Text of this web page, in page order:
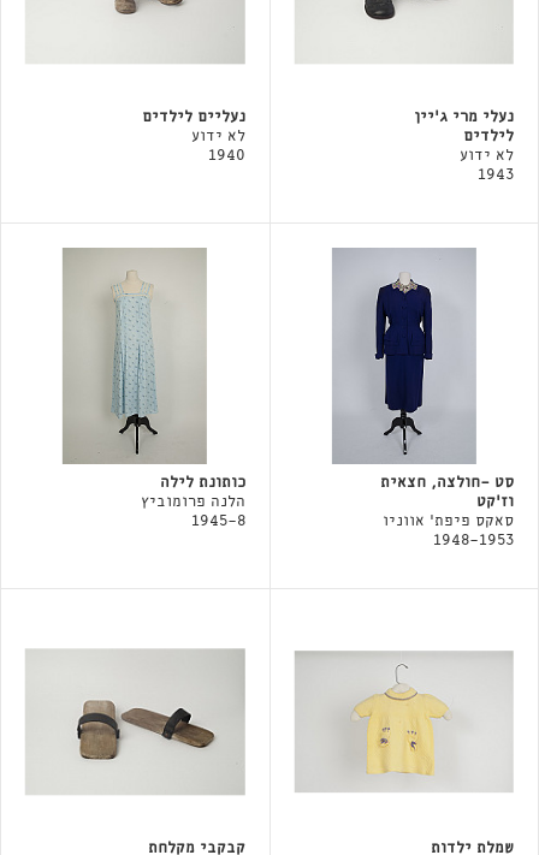
נעלי מרי ג'יין
לילדים
לא ידוע
1943
נעליים לילדים
לא ידוע
1940
סט -חולצה, חצאית
וז'קט
סאקס פיפת' אווניו
1948-1953
כותונת לילה
הלנה פרומוביץ
1945-8
שמלת ילדות קבקבי מקלחת